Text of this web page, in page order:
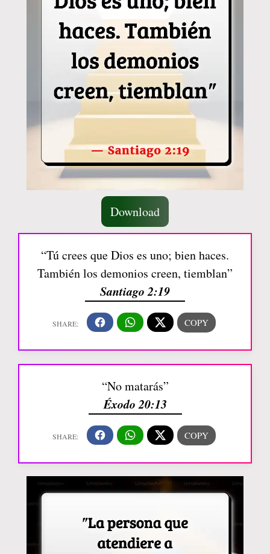
Download
“Tú crees que Dios es uno; bien haces.
También los demonios creen, tiemblan”
Santiago 2:19
“No matarás”
Éxodo 20:13